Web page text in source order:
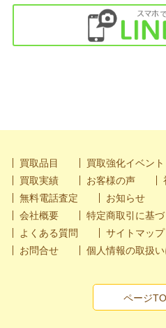
買取品目 買取強化イベント
買取実績
お客様の声
無料電話査定
お知らせ
会社概要
特定商取引に基
よくある質問
サイトマップ
お問合せ
個人情報の取扱
ページ